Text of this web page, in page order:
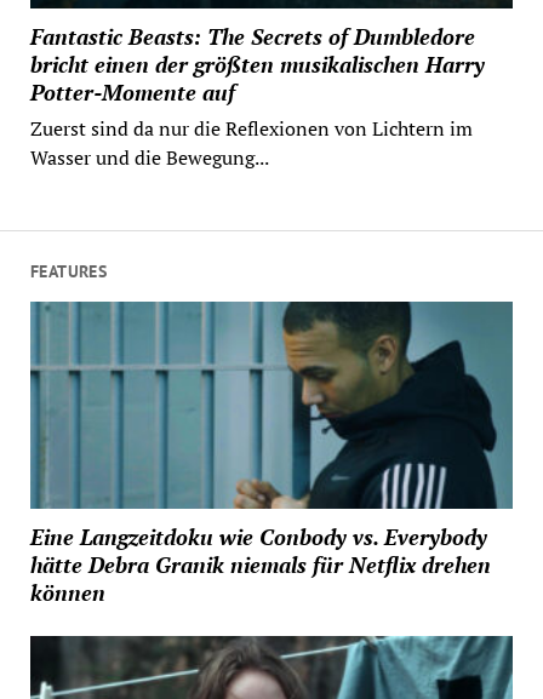
Fantastic Beasts: The Secrets of Dumbledore
bricht einen der größten musikalischen Harry
Potter-Momente auf
Zuerst sind da nur die Reflexionen von Lichtern im
Wasser und die Bewegung...
FEATURES
Eine Langzeitdoku wie Conbody vs. Everybody
hätte Debra Granik niemals für Netflix drehen
können